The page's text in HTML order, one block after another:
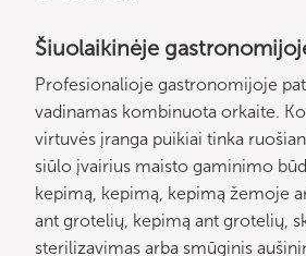
Šiuolaikinėje
Profesionalioje gastronomijoje
vadinamas kombinuota orkaite.
virtuvės įranga puikiai tinka
siūlo įvairius maisto gaminimo
kepimą, kepimą, kepimą žemoje
ant grotelių, kepimą ant grotelių,
sterilizavimas arba smūginis